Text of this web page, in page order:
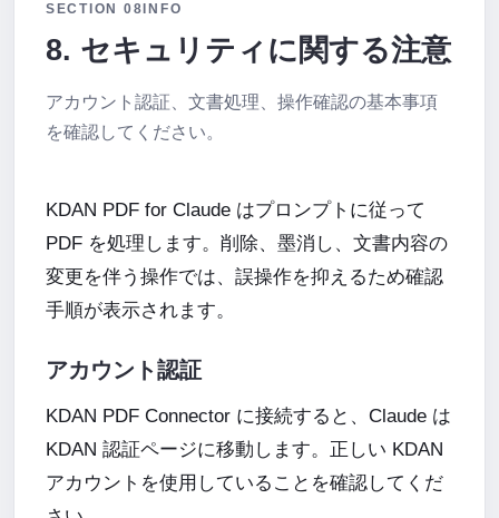
SECTION 08 INFO
8. セキュリティに関する注意
アカウント認証、文書処理、操作確認の基本事項
を確認してください。
KDAN PDF for Claude はプロンプトに従って
PDF を処理します。削除、墨消し、文書内容の
変更を伴う操作では、誤操作を抑えるため確認
手順が表示されます。
アカウント認証
KDAN PDF Connector に接続すると、Claude は
KDAN 認証ページに移動します。正しい KDAN
アカウントを使用していることを確認してくだ